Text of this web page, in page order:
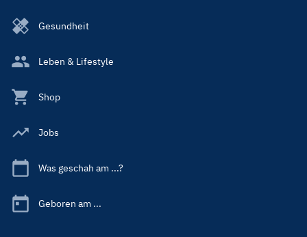
Gesundheit
Leben & Lifestyle
Shop
Jobs
Was geschah am ...?
Geboren am ...